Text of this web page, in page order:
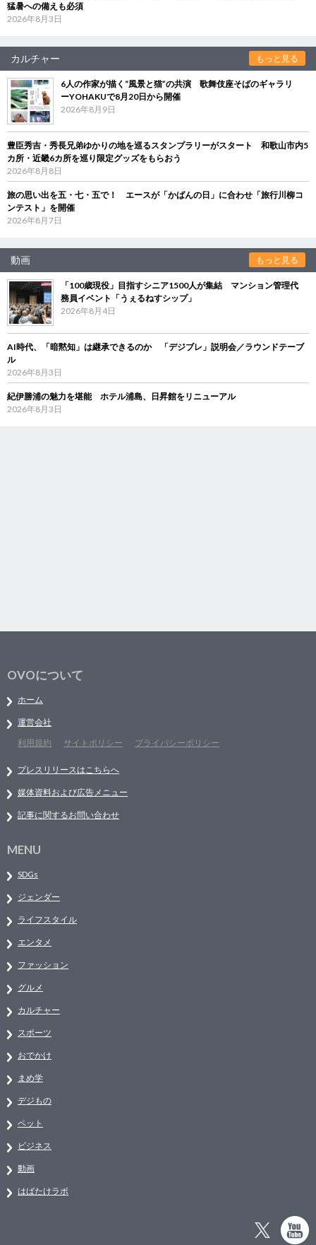
猛暑への備えも必須
2026年8月3日
カルチャー もっと見る
6人の作家が描く“風景と猫”の共演 歌舞伎座そばのギャラリ
ーYOHAKUで8月20日から開催
2026年8月9日
豊臣秀吉・秀長兄弟ゆかりの地を巡るスタンプラリーがスタート 和歌山市内5
カ所・近畿6カ所を巡り限定グッズをもらおう
2026年8月8日
旅の思い出を五・七・五で！ エースが「かばんの日」に合わせ「旅行川柳コ
ンテスト」を開催
2026年8月7日
動画 もっと見る
「100歳現役」目指すシニア1500人が集結 マンション管理代
務員イベント「うぇるねすシップ」
2026年8月4日
AI時代、「暗黙知」は継承できるのか 「デジブレ」説明会／ラウンドテーブ
ル
2026年8月3日
紀伊勝浦の魅力を堪能 ホテル浦島、日昇館をリニューアル
2026年8月3日
OVOについて
ホーム
運営会社
利用規約
サイトポリシー プライバシーポリシー
プレスリリースはこちらへ
媒体資料および広告メニュー
記事に関するお問い合わせ
MENU
SDGs
ジェンダー
ライフスタイル
エンタメ
ファッション
グルメ
カルチャー
スポーツ
おでかけ
まめ学
デジもの
ペット
ビジネス
動画
はばたけラボ